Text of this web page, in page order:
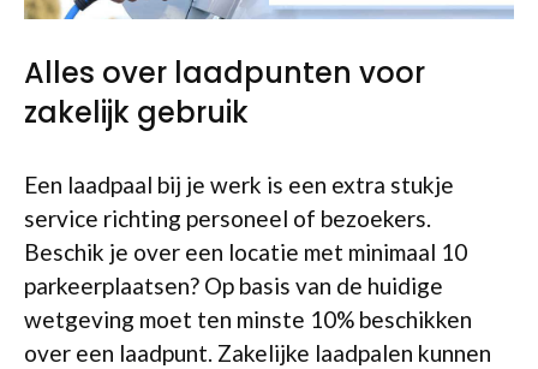
Alles over laadpunten voor
zakelijk gebruik
Een laadpaal bij je werk is een extra stukje
service richting personeel of bezoekers.
Beschik je over een locatie met minimaal 10
parkeerplaatsen? Op basis van de huidige
wetgeving moet ten minste 10% beschikken
over een laadpunt. Zakelijke laadpalen kunnen